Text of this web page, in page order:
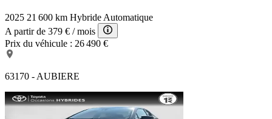
2025 21 600 km Hybride Automatique
A partir de 379 € / mois
Prix du véhicule : 26 490 €
63170 - AUBIERE